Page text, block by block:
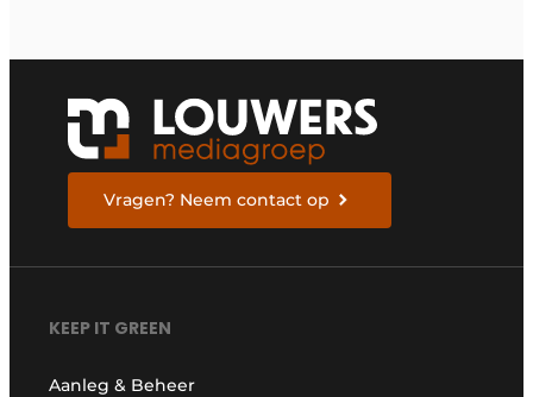
Vragen? Neem contact op
KEEP IT GREEN
Aanleg & Beheer